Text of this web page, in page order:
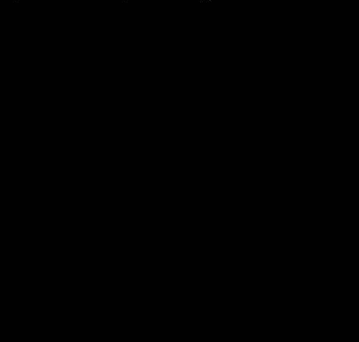
necesară o pregătire adecvată a pielii.